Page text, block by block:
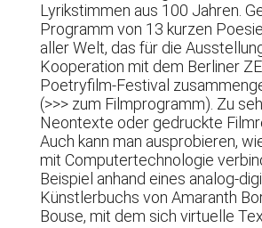
Lyrikstimmen aus 100 Jahren.
Programm von 13 kurzen
aller Welt, das für die
Kooperation mit dem Berliner
Poetryfilm-Festival
(>>> zum Filmprogramm). Zu
Neontexte oder gedruckte
Auch kann man ausprobieren,
mit Computertechnologie
Beispiel anhand eines analog-
Künstlerbuchs von Amaranth
Bouse, mit dem sich virtuelle